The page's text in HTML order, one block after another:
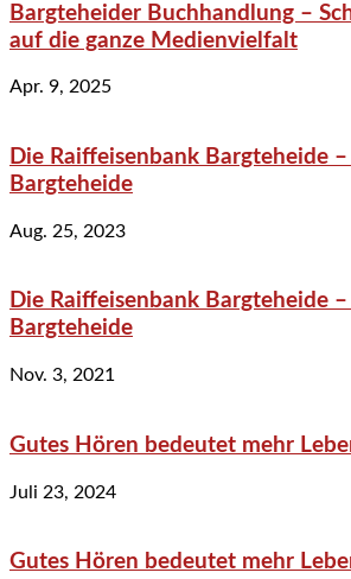
Bargteheider Buchhandlung –
auf die ganze Medienvielfalt
Apr. 9, 2025
Die Raiffeisenbank Bargteheide
Bargteheide
Aug. 25, 2023
Die Raiffeisenbank Bargteheide
Bargteheide
Nov. 3, 2021
Gutes Hören bedeutet mehr
Juli 23, 2024
Gutes Hören bedeutet mehr